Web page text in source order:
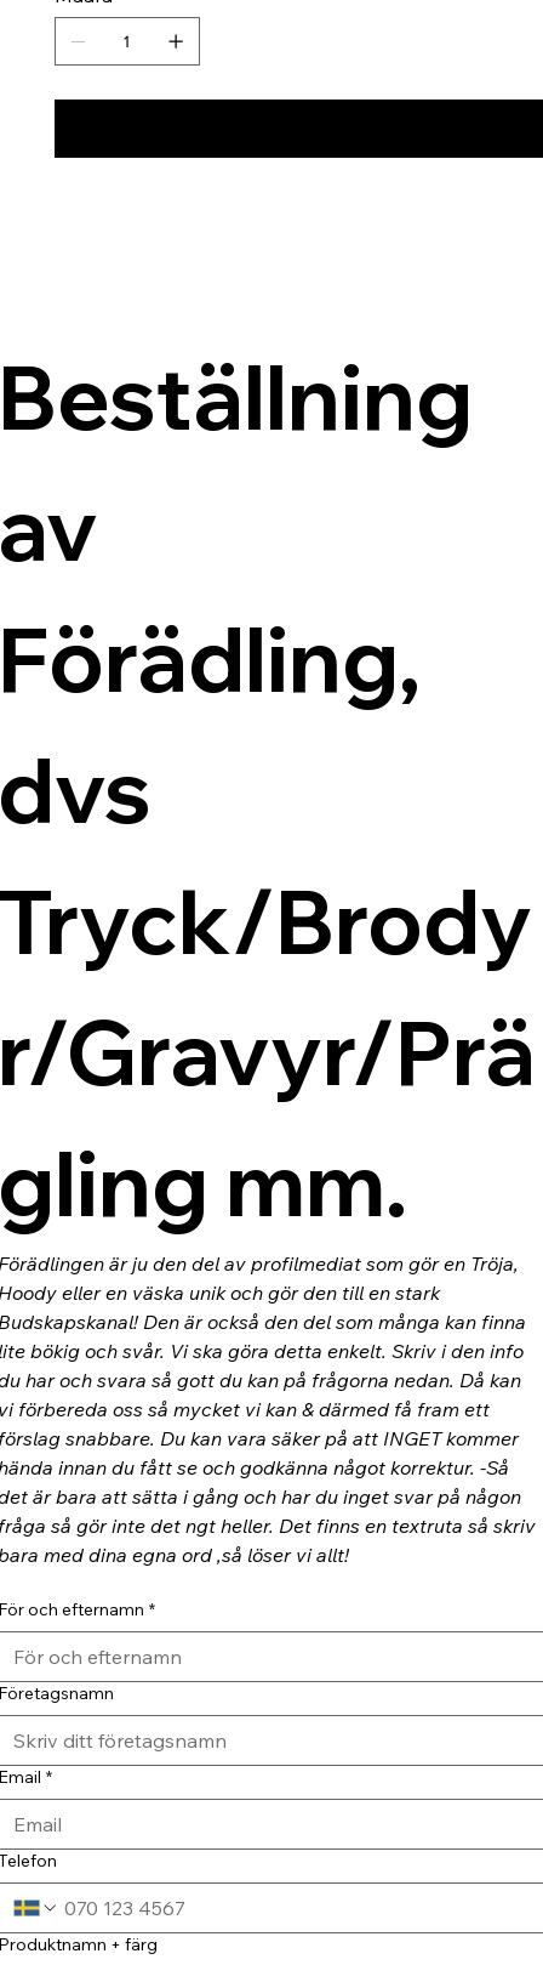
Brody
Gravyr/Prä
mm.
är ju den del av profilmediat som gör en Tröja,
eller en väska unik och gör den till en stark
Den är också den del som många kan finna
bökig och svår. Vi ska göra detta enkelt. Skriv i den info
har och svara så gott du kan på frågorna nedan. Då kan
förbereda oss så mycket vi kan & därmed få fram ett
snabbare. Du kan vara säker på att INGET kommer
innan du fått se och godkänna något korrektur. -Så
är bara att sätta i gång och har du inget svar på någon
så gör inte det ngt heller. Det finns en textruta så skriv
med dina egna ord ,så löser vi allt!
och efternamn *
*
+ färg